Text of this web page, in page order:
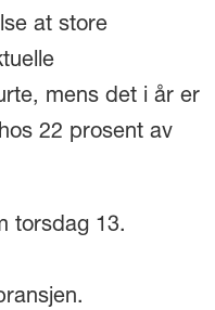
at store
mens det i år er
22 prosent av
torsdag 13.